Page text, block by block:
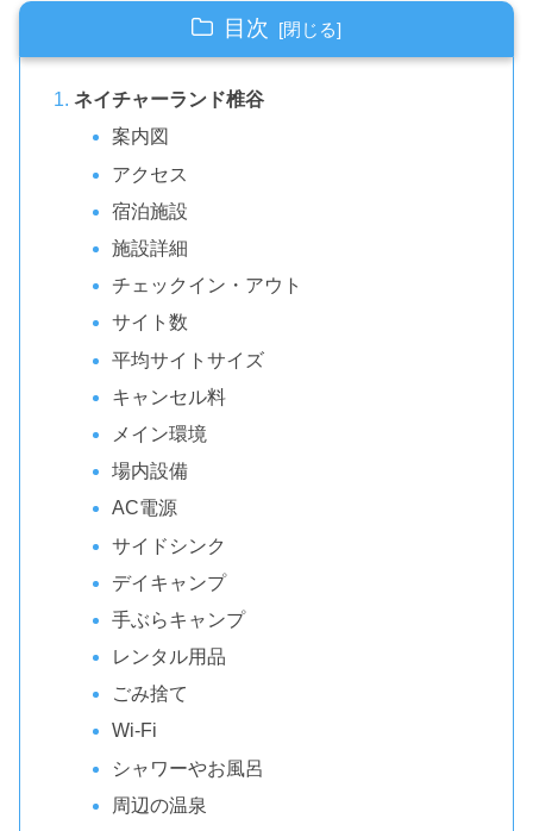
目次
ネイチャーランド椎谷
案内図
アクセス
宿泊施設
施設詳細
チェックイン・アウト
サイト数
平均サイトサイズ
キャンセル料
メイン環境
場内設備
AC電源
サイドシンク
デイキャンプ
手ぶらキャンプ
レンタル用品
ごみ捨て
Wi-Fi
シャワーやお風呂
周辺の温泉